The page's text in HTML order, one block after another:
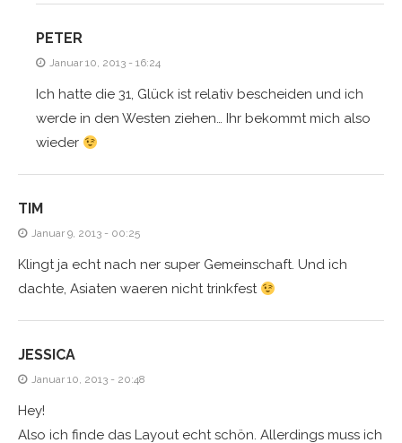
PETER
Januar 10, 2013 - 16:24
Ich hatte die 31, Glück ist relativ bescheiden und ich
werde in den Westen ziehen… Ihr bekommt mich also
wieder
TIM
Januar 9, 2013 - 00:25
Klingt ja echt nach ner super Gemeinschaft. Und ich
dachte, Asiaten waeren nicht trinkfest
JESSICA
Januar 10, 2013 - 20:48
Hey!
Also ich finde das Layout echt schön. Allerdings muss ich